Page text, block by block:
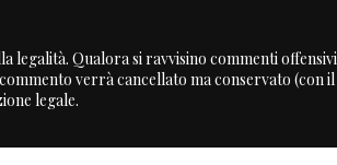
legalità. Qualora si ravvisino commenti offensivi
verrà cancellato ma conservato (con il
legale.